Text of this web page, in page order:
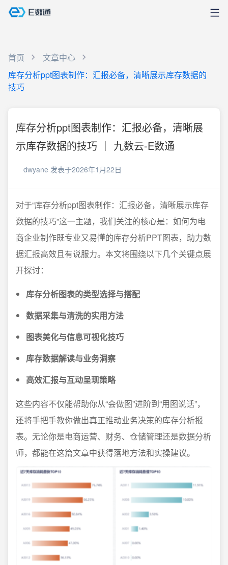
首页
文章中心
库存分析ppt图表制作：汇报必备，清晰展示库存数据的
技巧
库存分析ppt图表制作：汇报必备，清晰展
示库存数据的技巧 ｜ 九数云-E数通
dwyane 发表于2026年1月22日
对于“库存分析ppt图表制作：汇报必备，清晰展示库存
数据的技巧”这一主题，我们关注的核心是：如何为电
商企业制作既专业又易懂的库存分析PPT图表，助力数
据汇报高效且有说服力。本文将围绕以下几个关键点展
开探讨：
库存分析图表的类型选择与搭配
数据采集与清洗的实用方法
图表美化与信息可视化技巧
库存数据解读与业务洞察
高效汇报与互动呈现策略
这些内容不仅能帮助你从“会做图”进阶到“用图说话”，
还将手把手教你做出真正推动业务决策的库存分析报
表。无论你是电商运营、财务、仓储管理还是数据分析
师，都能在这篇文章中获得落地方法和实操建议。